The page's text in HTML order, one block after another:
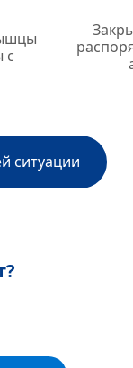
с
ситуации